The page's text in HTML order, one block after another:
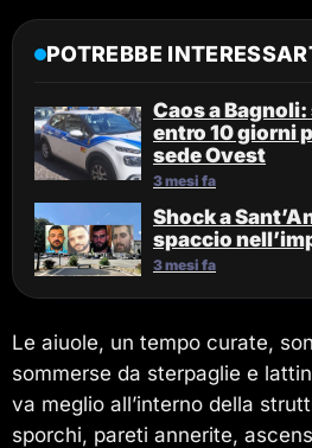
POTREBBE
Caos a
entro 10 giorni
sede Ovest
3 mesi fa
Shock a
spaccio
3 mesi fa
Le aiuole, un tempo curate,
sommerse da sterpaglie e
va meglio all’interno della
sporchi, pareti annerite,